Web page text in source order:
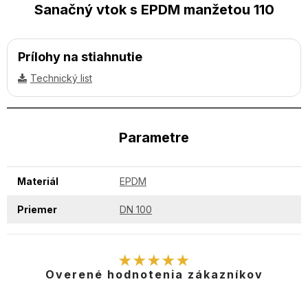
Sanačný vtok s EPDM manžetou 110
Prílohy na stiahnutie
Technický list
Parametre
Materiál EPDM
Priemer DN 100
★★★★★
Overené hodnotenia zákazníkov